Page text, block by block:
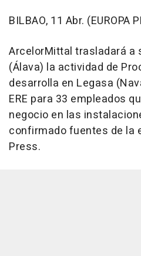
BILBAO, 11 Abr. (EUROPA
ArcelorMittal trasladará a
(Álava) la actividad de
desarrolla en Legasa
ERE para 33 empleados
negocio en las
confirmado fuentes de la
Press.